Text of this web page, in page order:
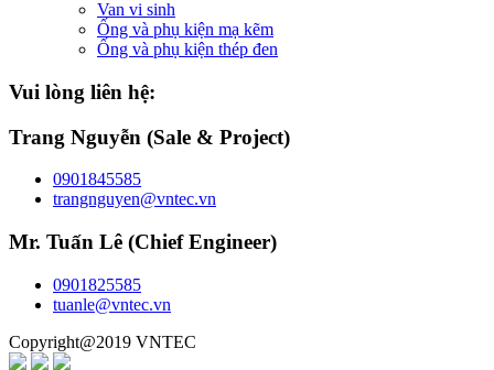
Van vi sinh
Ống và phụ kiện mạ kẽm
Ống và phụ kiện thép đen
Vui lòng liên hệ:
Trang Nguyễn (Sale & Project)
0901845585
trangnguyen@vntec.vn
Mr. Tuấn Lê (Chief Engineer)
0901825585
tuanle@vntec.vn
Copyright@2019 VNTEC